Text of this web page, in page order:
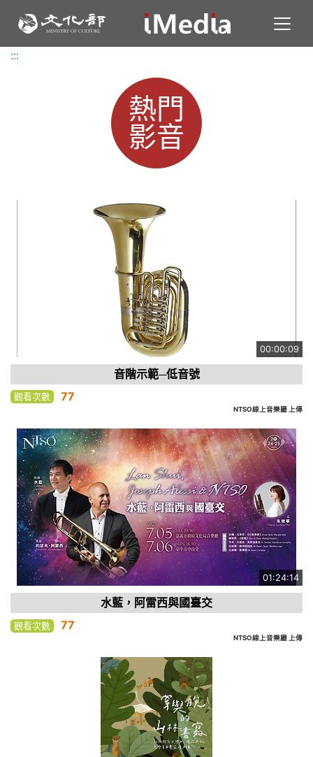
:::
:::
熱門
影音
00:00:09
音階示範─低音號
觀看次數 77
NTSO線上音樂廳 上傳
01:24:14
水藍，阿雷西與國臺交
觀看次數 77
NTSO線上音樂廳 上傳